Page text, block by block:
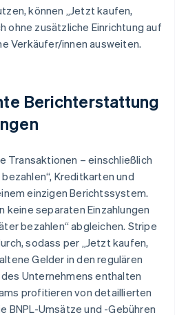
können „Jetzt kaufen,
ohne zusätzliche Einrichtung auf
Verkäufer/innen ausweiten.
Berichterstattung
Transaktionen – einschließlich
Kreditkarten und
einzigen Berichtssystem.
keine separaten Einzahlungen
bezahlen“ abgleichen. Stripe
sodass per „Jetzt kaufen,
Gelder in den regulären
Unternehmens enthalten
profitieren von detaillierten
BNPL-Umsätze und -Gebühren